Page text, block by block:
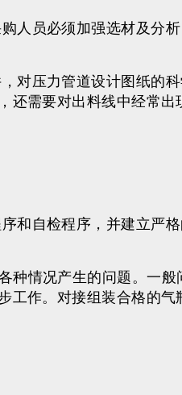
人员必须加强选材及分
对压力管道设计图纸的
需要对出料线中经常
和自检程序，并建立严
情况产生的问题。一
作。对接组装合格的